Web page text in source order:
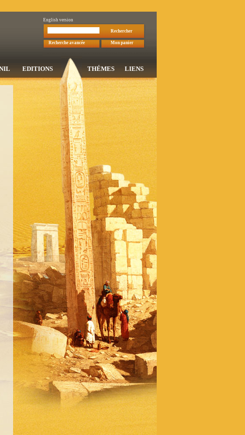
English version
Rechercher
Recherche avancée Mon panier
EDITIONS THÉMES LIENS